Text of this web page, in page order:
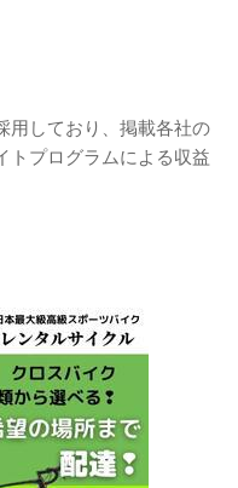
用しており、掲載各社の
トプログラムによる収益